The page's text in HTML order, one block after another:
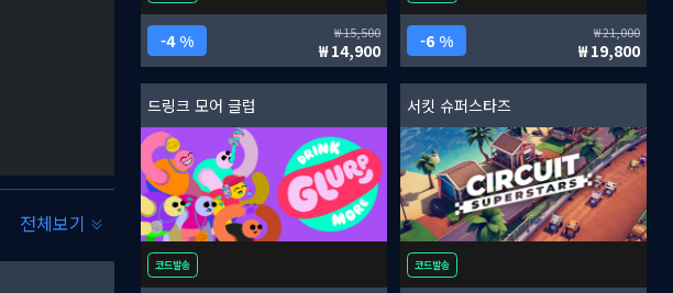
전체보기
4 % 15,500
14,900 6 % 21,000
19,800
드링크 모어 글럽
코드발송
서킷 슈퍼스타즈
코드발송